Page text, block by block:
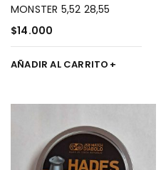
MONSTER 5,52 28,55
$14.000
AÑADIR AL CARRITO